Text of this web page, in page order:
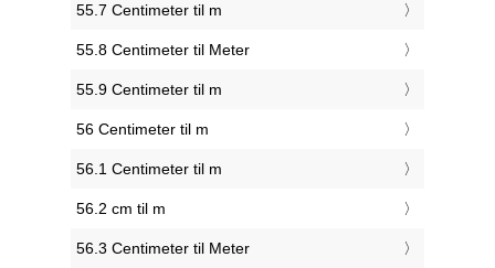
55.7 Centimeter til m
55.8 Centimeter til Meter
55.9 Centimeter til m
56 Centimeter til m
56.1 Centimeter til m
56.2 cm til m
56.3 Centimeter til Meter